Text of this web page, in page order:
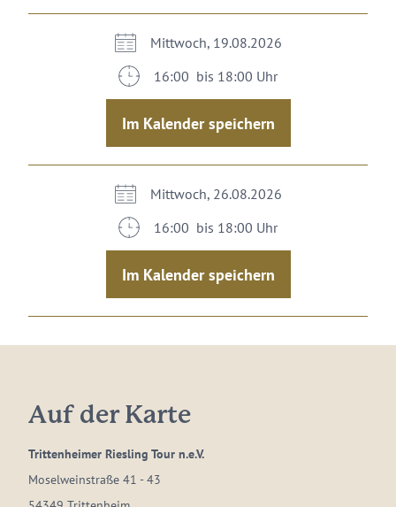
Mittwoch, 19.08.2026
16:00 bis 18:00 Uhr
Im Kalender speichern
Mittwoch, 26.08.2026
16:00 bis 18:00 Uhr
Im Kalender speichern
Auf der Karte
Trittenheimer Riesling Tour n.e.V.
Moselweinstraße 41 - 43